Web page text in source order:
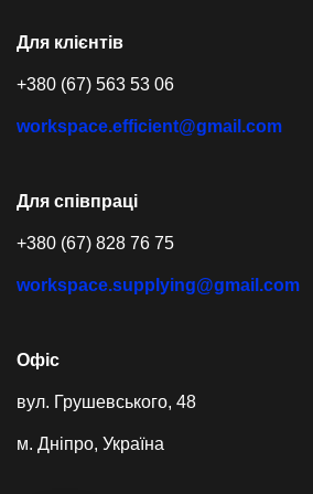
Для клієнтів
+380 (67) 563 53 06
workspace.efficient@gmail.com
Для співпраці
+380 (67) 828 76 75
workspace.supplying@gmail.com
Офіс
вул. Грушевського, 48
м. Дніпро, Україна